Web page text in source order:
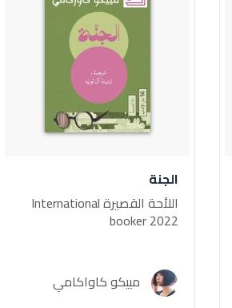
الجنة
اللأحة القصيرة International
booker 2022
مييكو كاواكامي